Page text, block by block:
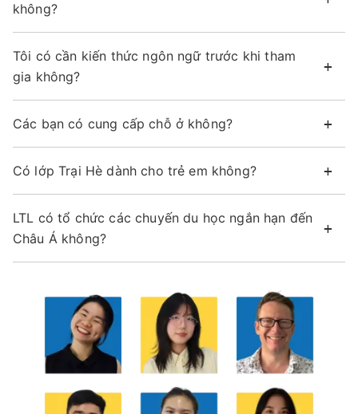
không?
Tôi có cần kiến thức ngôn ngữ trước khi tham
gia không?
Các bạn có cung cấp chỗ ở không?
Có lớp Trại Hè dành cho trẻ em không?
LTL có tổ chức các chuyến du học ngắn hạn đến
Châu Á không?